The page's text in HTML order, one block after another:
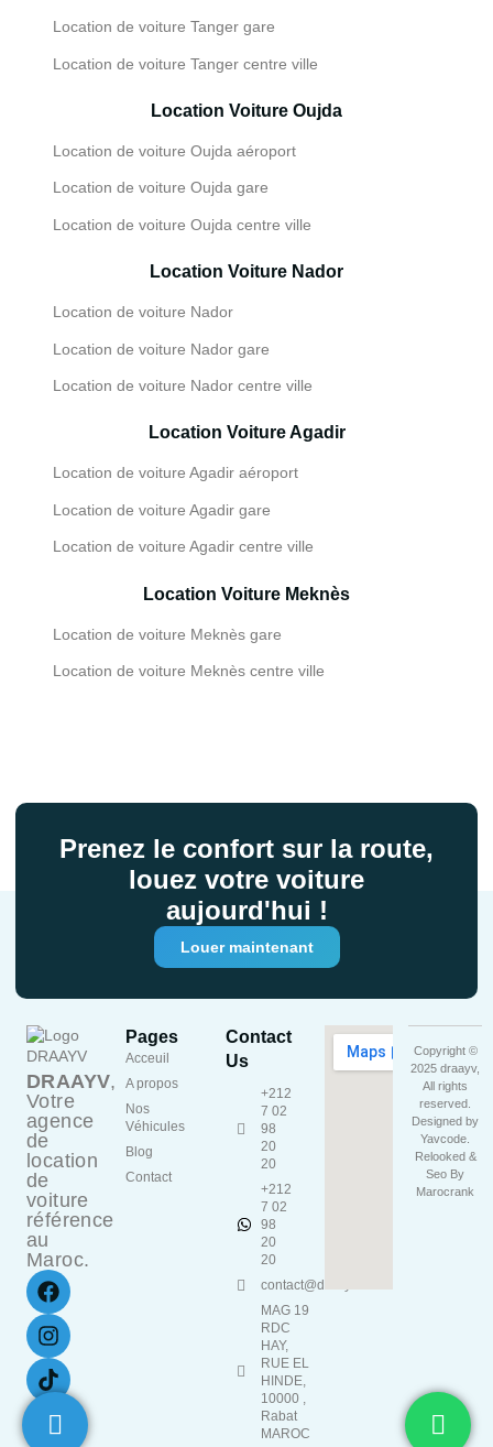
Location de voiture Tanger gare
Location de voiture Tanger centre ville
Location Voiture Oujda
Location de voiture Oujda aéroport
Location de voiture Oujda gare
Location de voiture Oujda centre ville
Location Voiture Nador
Location de voiture Nador
Location de voiture Nador gare
Location de voiture Nador centre ville
Location Voiture Agadir
Location de voiture Agadir aéroport
Location de voiture Agadir gare
Location de voiture Agadir centre ville
Location Voiture Meknès
Location de voiture Meknès gare
Location de voiture Meknès centre ville
Prenez le confort sur la route,
louez votre voiture
aujourd'hui !
Louer maintenant
DRAAYV,
Votre
agence
de
location
de
voiture
référence
au
Maroc.
Pages
Acceuil
A propos
Nos
Véhicules
Blog
Contact
Contact
Us
+212
7 02
98
20
20
+212
7 02
98
20
20
contact@draayv.ma
MAG 19
RDC
HAY,
RUE EL
HINDE,
10000 ,
Rabat
MAROC
Copyright ©
2025 draayv,
All rights
reserved.
Designed by
Yavcode
Relooked &
Seo By
Marocrank